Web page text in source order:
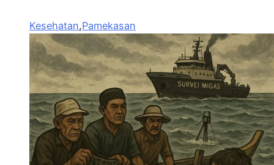
Kesehatan,Pamekasan